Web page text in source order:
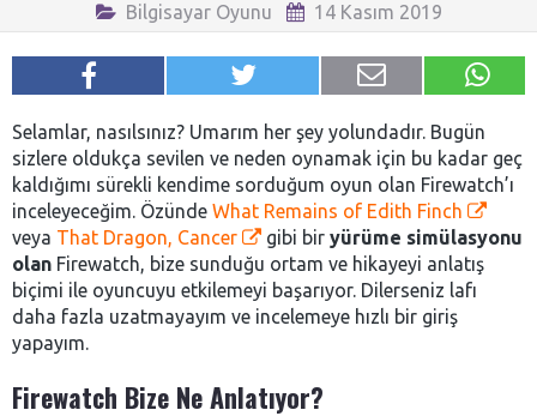
Bilgisayar Oyunu
14 Kasım 2019
Selamlar, nasılsınız? Umarım her şey yolundadır. Bugün
sizlere oldukça sevilen ve neden oynamak için bu kadar geç
kaldığımı sürekli kendime sorduğum oyun olan Firewatch’ı
inceleyeceğim. Özünde What Remains of Edith Finch
veya That Dragon, Cancer gibi bir yürüme simülasyonu
olan Firewatch, bize sunduğu ortam ve hikayeyi anlatış
biçimi ile oyuncuyu etkilemeyi başarıyor. Dilerseniz lafı
daha fazla uzatmayayım ve incelemeye hızlı bir giriş
yapayım.
Firewatch Bize Ne Anlatıyor?